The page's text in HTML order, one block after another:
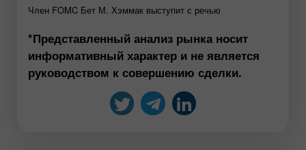
Член FOMC Бет М. Хэммак выступит с речью
*Представленный анализ рынка носит
информативный характер и не является
руководством к совершению сделки.